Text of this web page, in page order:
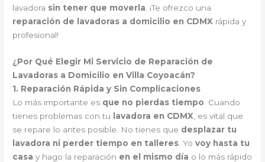
lavadora sin tener que moverla . ¡Te ofrezco una
reparación de lavadoras a domicilio en CDMX rápida y
profesional!
¿Por Qué Elegir Mi Servicio de Reparación de
Lavadoras a Domicilio en Villa Coyoacán?
1. Reparación Rápida y Sin Complicaciones
Lo más importante es que no pierdas tiempo . Cuando
tienes problemas con tu
lavadora en CDMX , es vital que
se repare lo antes posible. No tienes que desplazar tu
lavadora ni perder tiempo en talleres . Yovoy hasta tu
casa y hago la reparación en el mismo día o lo más rápido